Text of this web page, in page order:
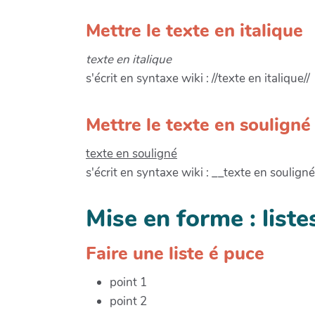
Mettre le texte en italique
texte en italique
s'écrit en syntaxe wiki : //texte en italique//
Mettre le texte en souligné
texte en souligné
s'écrit en syntaxe wiki : __texte en
Mise en forme :
Faire une liste é puce
point 1
point 2